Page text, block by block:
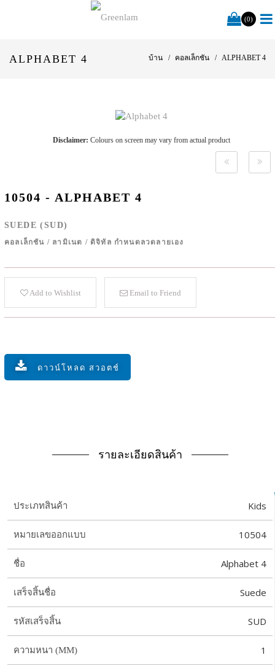
(0)
ALPHABET 4 บ้าน คอลเล็กชัน ALPHABET 4
Disclaimer: Colours on screen may vary from actual product
10504 - ALPHABET 4
SUEDE (SUD)
คอลเล็กชัน / ลามิเนต / ดิจิทัล กำหนดลวดลายเอง
Add to Wishlist Email to Friend
ดาวน์โหลด สวอตช์
รายละเอียดสินค้า
ประเภทสินค้า Kids
หมายเลขออกแบบ 10504
ชื่อ Alphabet 4
เสร็จสิ้นชื่อ Suede
รหัสเสร็จสิ้น SUD
ความหนา (MM) 1